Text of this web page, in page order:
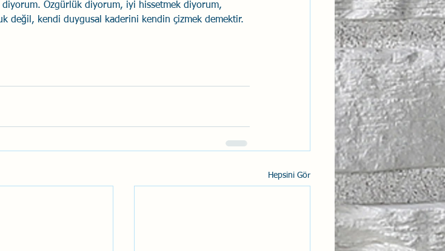
Özgürlük diyorum, iyi hissetmek diyorum,
değil, kendi duygusal kaderini kendin çizmek demektir.
Hepsini Gör